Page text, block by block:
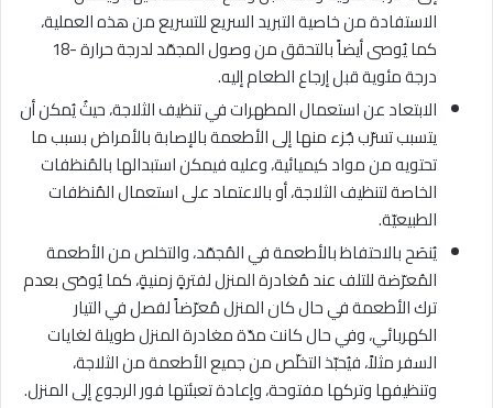
الاستفادة من خاصية التبريد السريع للتسريع من هذه العملية،
كما يُوصى أيضاً بالتحقق من وصول المجمّد لدرجة حرارة -18
درجة مئوية قبل إرجاع الطعام إليه.
الابتعاد عن استعمال المطهرات في تنظيف الثلاجة، حيثُ يُمكن أن
يتسبب تسرّب جُزء منها إلى الأطعمة بالإصابة بالأمراض بسبب ما
تحتويه من مواد كيميائية، وعليه فيمكن استبدالها بالمُنظفات
الخاصة لتنظيف الثلاجة، أو بالاعتماد على استعمال المُنظفات
الطبيعيّة.
يُنصَح بالاحتفاظ بالأطعمة في المُجمّد، والتخلص من الأطعمة
المُعرّضة للتلف عند مُغادرة المنزل لفترةٍ زمنيةٍ، كما يُوصَى بعدم
ترك الأطعمة في حال كان المنزل مُعرّضاً لفصل في التيار
الكهربائي، وفي حال كانت مدّة مغادرة المنزل طويلة لغايات
السفر مثلاً، فيُحبّذ التخلّص من جميع الأطعمة من الثلاجة،
وتنظيفها وتركها مفتوحة، وإعادة تعبئتها فور الرجوع إلى المنزل.